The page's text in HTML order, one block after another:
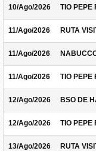
10/Ago/2026 TIO PEPE
11/Ago/2026 RUTA
11/Ago/2026
11/Ago/2026 TIO PEPE
12/Ago/2026 BSO DE
12/Ago/2026 TIO PEPE
13/Ago/2026 RUTA